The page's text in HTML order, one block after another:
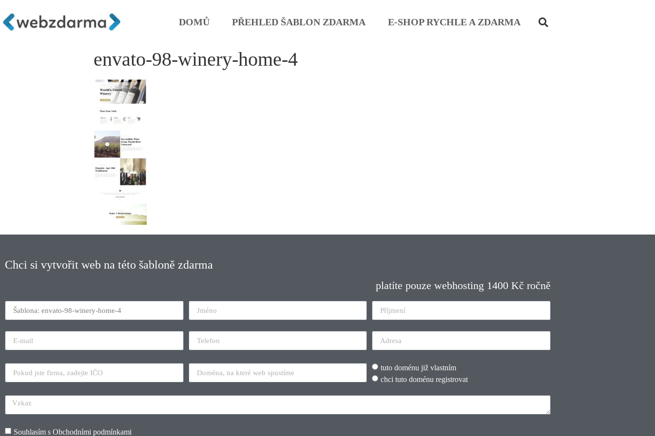
DOMŮ PŘEHLED ŠABLON ZDARMA E-SHOP RYCHLE A ZDARMA
envato-98-winery-home-4
Chci si vytvořit web na této šabloně zdarma
platíte pouze webhosting 1400 Kč ročně
tuto doménu již vlastním
chci tuto doménu registrovat
Souhlasím s Obchodními podmínkami